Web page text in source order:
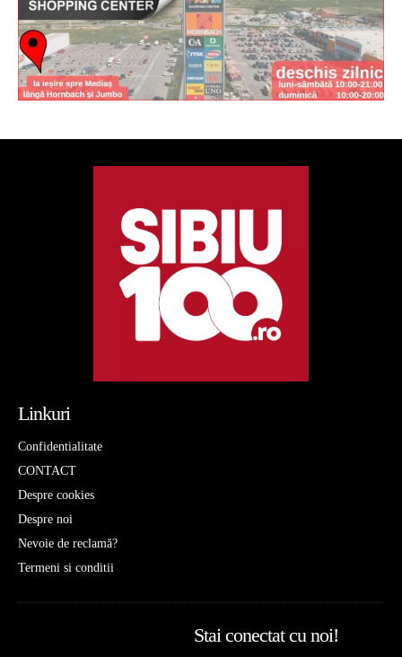
Linkuri
Confidentialitate
CONTACT
Despre cookies
Despre noi
Nevoie de reclamă?
Termeni si conditii
Stai conectat cu noi!